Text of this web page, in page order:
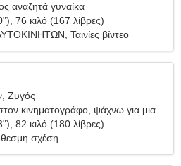
αναζητά γυναίκα
76 κιλό (167 λίβρες)
Ταινίες βίντεο
Ζυγός
κινηματογράφο, ψάχνω για μια
γυναίκα
82 κιλό (180 λίβρες)
σχέση